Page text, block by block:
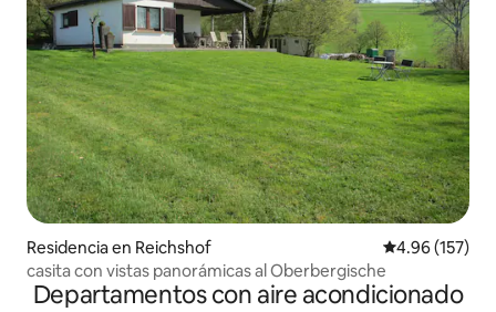
Residencia en Reichshof Calificación
4.96 (157)
casita con vistas panorámicas al Oberbergische
Departamentos con aire acondicionado